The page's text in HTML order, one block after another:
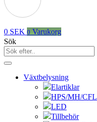
0 SEK 0 Varukorg
Sök
Växtbelysning
Elartiklar
HPS/MH/CFL
LED
Tillbehör